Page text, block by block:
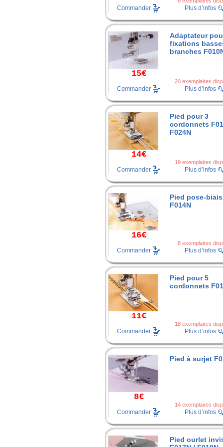
Commander Plus d’infos
Adaptateur
fixations
branches
15€
20 exemplaires
Commander Plus d’infos
Pied pour 3
cordonnets
F024N
14€
19 exemplaires
Commander Plus d’infos
Pied pose-biais
F014N
16€
8 exemplaires
Commander Plus d’infos
Pied pour 5
cordonnets
11€
18 exemplaires
Commander Plus d’infos
Pied à surjet
8€
14 exemplaires
Commander Plus d’infos
Pied ourlet